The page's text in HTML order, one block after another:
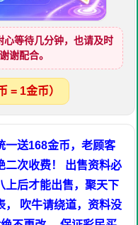
等待几分钟，也请及时
谢配合。
= 1金币）
一送168金币，老顾客
二次收费！ 出售资料必
上后才能出售，聚天下
， 吹牛请绕道，资料没